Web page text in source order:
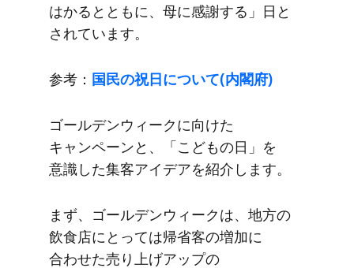
はかるとともに、​母に​感謝する」​日と​
されています。
参考： 国民の​祝日に​ついて​(内閣府)
ゴールデンウィークに​向けた​
キャンペーンと、​「こどもの​日」を​
意識した​集客アイデアを​紹介します。
まず、​ゴールデンウィークは、​地方の​
飲食店に​とっては​帰省客の​増加に​
合わせた​売り上げアップの​